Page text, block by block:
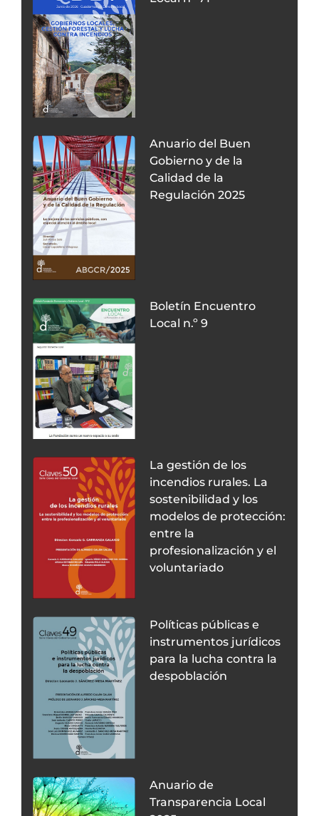
Anuario del Buen
Gobierno y de la
Calidad de la
Regulación 2025
Boletín Encuentro
Local n.º 9
La gestión de los
incendios rurales. La
sostenibilidad y los
modelos de protección:
entre la
profesionalización y el
voluntariado
Políticas públicas e
instrumentos jurídicos
para la lucha contra la
despoblación
Anuario de
Transparencia Local